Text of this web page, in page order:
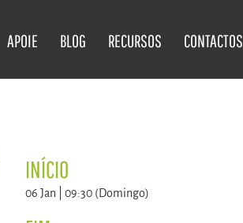
APOIE BLOG RECURSOS CONTACTOS
INÍCIO
06 Jan | 09:30 (Domingo)